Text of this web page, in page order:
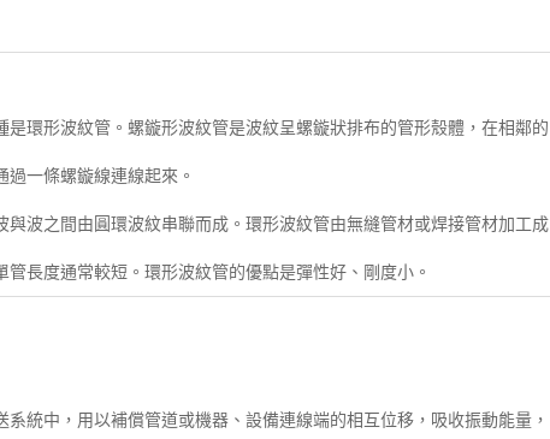
環形波紋管。螺鏇形波紋管是波紋呈螺鏇狀排布的管形殼體，在相鄰的
一條螺鏇線連線起來。
波之間由圓環波紋串聯而成。環形波紋管由無縫管材或焊接管材加工成
長度通常較短。環形波紋管的優點是彈性好、剛度小。
統中，用以補償管道或機器、設備連線端的相互位移，吸收振動能量，